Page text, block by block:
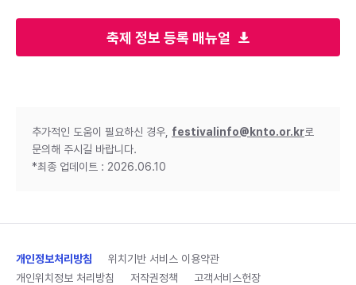
축제 정보 등록 매뉴얼
추가적인 도움이 필요하신 경우, festivalinfo@knto.or.kr로
문의해 주시길 바랍니다.
*최종 업데이트 : 2026.06.10
개인정보처리방침
위치기반 서비스 이용약관
개인위치정보 처리방침
저작권정책 고객서비스헌장